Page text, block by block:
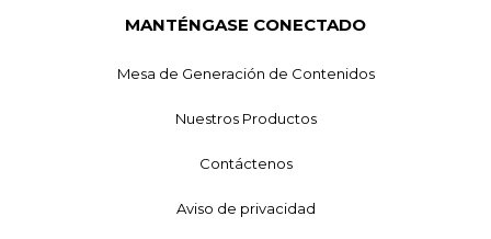
MANTÉNGASE CONECTADO
Mesa de Generación de Contenidos
Nuestros Productos
Contáctenos
Aviso de privacidad